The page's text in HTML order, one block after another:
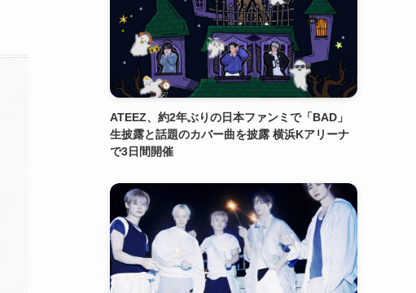
ATEEZ、約2年ぶりの日本ファンミで「BAD」
生披露と話題のカバー曲を披露 横浜Kアリーナ
で3日間開催